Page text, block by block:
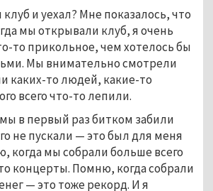
и уехал? Мне показалось, что
мы открывали клуб, я очень
то прикольное, чем хотелось бы
Мы внимательно смотрели
каких-то людей, какие-то
всего что-то лепили.
в первый раз битком забили
не пускали — это был для меня
когда мы собрали больше всего
концерты. Помню, когда собрали
— это тоже рекорд. И я